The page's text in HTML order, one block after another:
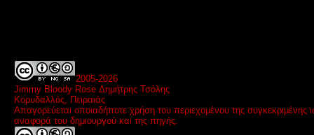
2005-2026
Jimmy Bloody Rose Δημήτρης Τσόλης
Κορυδαλλός, Πειραιάς
Απαγορεύεται οποιαδήποτε χρήση του περιεχομένου της
αναφορά του δημιουργού και της πηγής.